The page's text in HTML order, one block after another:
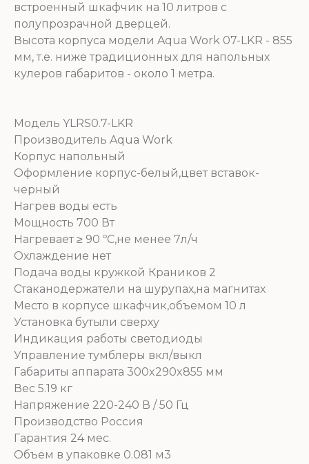
встроенный шкафчик на 10 литров с
полупрозрачной дверцей.
Высота корпуса модели Aqua Work 07-LKR - 855
мм, т.е. ниже традиционных для напольных
кулеров габаритов - около 1 метра.
Модель YLRS0.7-LKR
Производитель Aqua Work
Корпус напольный
Оформление корпус-белый,цвет вставок-
черный
Нагрев воды есть
Мощность 700 Вт
Нагревает ≥ 90 ºС,не менее 7л/ч
Охлаждение нет
Подача воды кружкой Краников 2
Стаканодержатели на шурупах,на магнитах
Место в корпусе шкафчик,объемом 10 л
Установка бутыли сверху
Индикация работы светодиоды
Управление тумблеры вкл/выкл
Габариты аппарата 300x290x855 мм
Вес 5.19 кг
Напряжение 220-240 В / 50 Гц
Производство Россия
Гарантия 24 мес.
Объем в упаковке 0.081 м3